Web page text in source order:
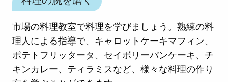
市場の料理教室で料理を学びましょう。熟練の料
理人による指導で、キャロットケーキマフィン、
ポテトフリッタータ、セイボリーパンケーキ、チ
キンカレー、ティラミスなど、様々な料理の作り